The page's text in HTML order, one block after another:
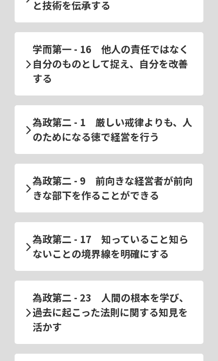
と技術を伝承する
学而第一 - 16 他人の責任ではなく
自分のものとして捉え、自分を改善
する
為政第二 - 1 厳しい戒律よりも、人
のためになる徳で経営を行う
為政第二 - 9 前向きな経営者が前向
きな部下を作ることができる
為政第二 - 17 知っていること知ら
ないことの境界線を明確にする
為政第二 - 23 人間の根本を学び、
過去に起こった法則に関する知見を
活かす